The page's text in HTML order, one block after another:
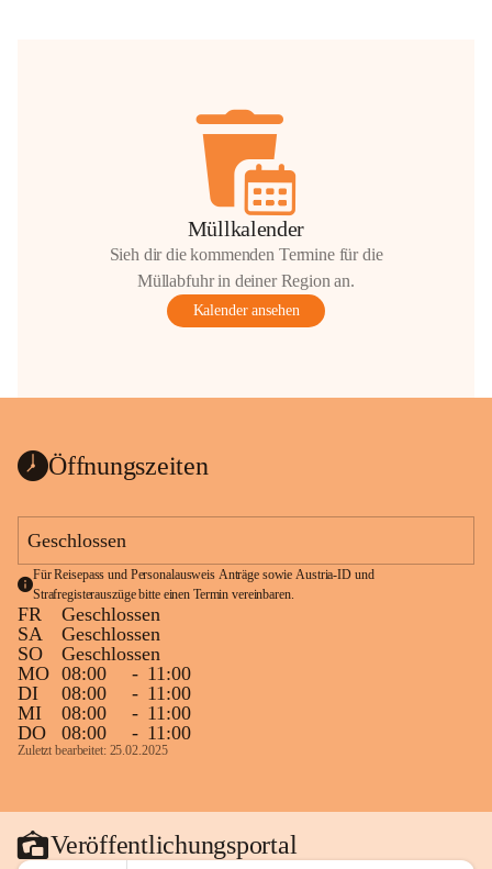
Müllkalender
Sieh dir die kommenden Termine für die
Müllabfuhr in deiner Region an.
Kalender ansehen
Öffnungszeiten
Geschlossen
Für Reisepass und Personalausweis Anträge sowie Austria-ID und
Strafregisterauszüge bitte einen Termin vereinbaren.
FR
Geschlossen
SA
Geschlossen
SO
Geschlossen
MO 08:00 - 11:00
DI
08:00 - 11:00
MI
08:00 - 11:00
DO
08:00 - 11:00
Zuletzt bearbeitet: 25.02.2025
Veröffentlichungsportal